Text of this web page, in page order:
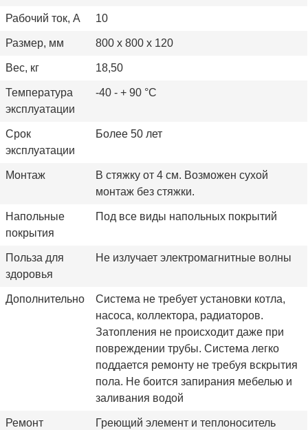
Рабочий ток, А 10
Размер, мм 800 х 800 х 120
Вес, кг 18,50
Температура
эксплуатации
-40 - + 90 °С
Срок
эксплуатации
Более 50 лет
Монтаж
В стяжку от 4 см. Возможен сухой
монтаж без стяжки.
Напольные
покрытия
Под все виды напольных покрытий
Польза для
здоровья
Не излучает электромагнитные волны
Дополнительно
Система не требует установки котла,
насоса, коллектора, радиаторов.
Затопления не происходит даже при
повреждении трубы. Система легко
поддается ремонту не требуя вскрытия
пола. Не боится запирания мебелью и
заливания водой
Ремонт
Греющий элемент и теплоноситель